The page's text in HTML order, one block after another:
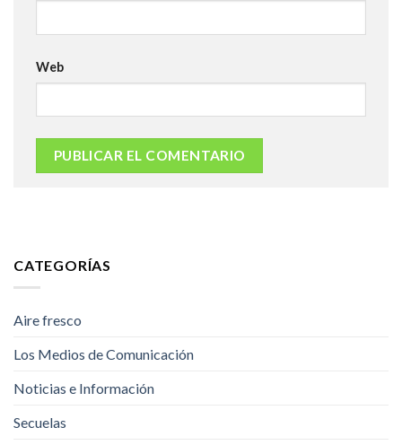
Web
CATEGORÍAS
Aire fresco
Los Medios de Comunicación
Noticias e Información
Secuelas